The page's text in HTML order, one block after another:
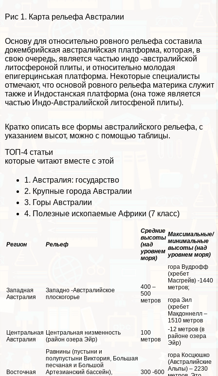
Рис 1. Карта рельефа Австралии
Основу для относительно ровного рельефа составила
докембрийская австралийская платформа, которая, в
свою очередь, является частью индо -австралийской
литосфероной плиты, и относительно молодая
епигерцинськая платформа. Некоторые специалисты
отмечают, что основой ровного рельефа материка служит
также и Индостанская платформа (она тоже является
частью Индо-Австралийской литосфеной плиты).
Кратко описать все формы австралийского рельефа, с
указанием высот, можно с помощью таблицы.
ТОП-4 статьи
которые читают вместе с этой
1. Австралия: государство
2. Крупные города Австралии
3. Горы Австралии
4. Полезные ископаемые Африки (7 класс)
Регион Рельеф
Средние
высоты
(над
уровнем
моря)
Максимальные/
минимальные
высоты (над
уровнем моря)
Западная
Австралия
Западно -Австралийское
плоскогорье
400 –
500
метров
гора Вудрофф
(хрeбeт
Масгрейв) -1440
метров;
гора Зил
(хрeбeт
Макдоннелл –
1510 метров
Центральная
Австралия
Центральная низменность
(район озера Эйр)
100
метров
-12 метров (в
районе озера
Эйр)
Восточная
Равнины (пустыни и
полупустыни Виктория, Большая
песчаная и Большой
Артезианский бассейн),
300 -600
гора Косцюшко
(Австралийские
Альпы) – 2230